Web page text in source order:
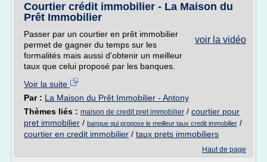
Courtier crédit immobilier - La Maison du
Prêt Immobilier
voir la vidéo
Passer par un courtier en prêt immobilier
permet de gagner du temps sur les
formalités mais aussi d'obtenir un meilleur
taux que celui proposé par les banques.
Voir la suite
Par : La Maison du Prêt Immobilier - Antony
Thèmes liés : maison de credit pret immobilier / courtier pour
pret immobilier / banque qui propose le meilleur taux credit immobilier /
courtier en credit immobilier / taux prets immobiliers
Haut de page